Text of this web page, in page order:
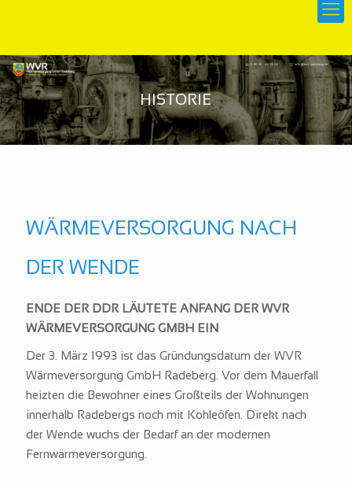
WÄRMEVERSORGUNG NACH
DER WENDE
ENDE DER DDR LÄUTETE ANFANG DER WVR
WÄRMEVERSORGUNG GMBH EIN
Der 3. März 1993 ist das Gründungsdatum der WVR
Wärmeversorgung GmbH Radeberg. Vor dem Mauerfall
heizten die Bewohner eines Großteils der Wohnungen
innerhalb Radebergs noch mit Kohleöfen. Direkt nach
der Wende wuchs der Bedarf an der modernen
Fernwärmeversorgung.